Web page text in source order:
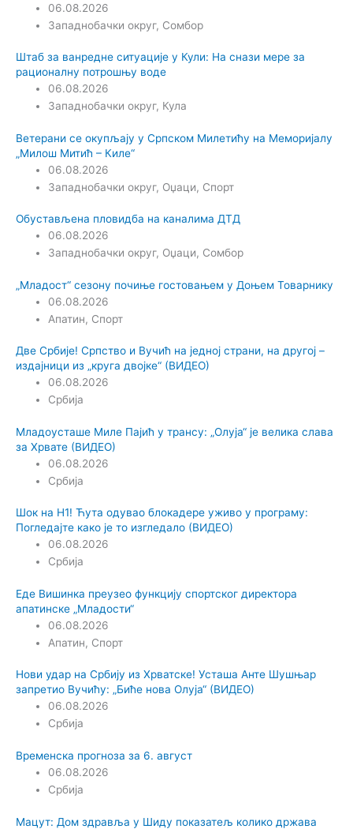
06.08.2026
Западнобачки округ, Сомбор
Штаб за ванредне ситуације у Кули: На снази мере за
рационалну потрошњу воде
06.08.2026
Западнобачки округ, Кула
Ветерани се окупљају у Српском Милетићу на Меморијалу
„Милош Митић – Киле“
06.08.2026
Западнобачки округ, Оџаци, Спорт
Обустављена пловидба на каналима ДТД
06.08.2026
Западнобачки округ, Оџаци, Сомбор
„Младост“ сезону почиње гостовањем у Доњем Товарнику
06.08.2026
Апатин, Спорт
Две Србије! Српство и Вучић на једној страни, на другој –
издајници из „круга двојке“ (ВИДЕО)
06.08.2026
Србија
Младоусташе Миле Пајић у трансу: „Олуја“ је велика слава
за Хрвате (ВИДЕО)
06.08.2026
Србија
Шок на Н1! Ћута одувао блокадере уживо у програму:
Погледајте како је то изгледало (ВИДЕО)
06.08.2026
Србија
Еде Вишинка преузео функцију спортског директора
апатинске „Младости“
06.08.2026
Апатин, Спорт
Нови удар на Србију из Хрватске! Усташа Анте Шушњар
запретио Вучићу: „Биће нова Олуја“ (ВИДЕО)
06.08.2026
Србија
Временска прогноза за 6. август
06.08.2026
Србија
Мацут: Дом здравља у Шиду показатељ колико држава